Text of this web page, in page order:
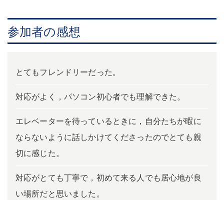
参加者の感想
とてもフレンドリーだった。
対応がよく，パソコン初心者でも理解できた。
エレベーターを待っているときに，自分たちが暇に
ならないように話しかけてくださったのでとても親
切に感じた。
対応がとても丁寧で，初めて来る人でも居心地が良
い場所だと思いました。